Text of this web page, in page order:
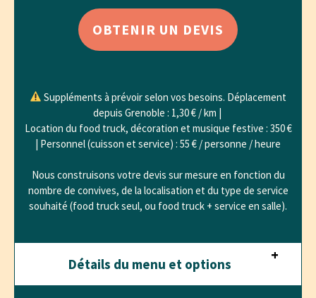
OBTENIR UN DEVIS
Suppléments à prévoir selon vos besoins. Déplacement
depuis Grenoble : 1,30 € / km |
Location du food truck, décoration et musique festive : 350 €
| Personnel (cuisson et service) : 55 € / personne / heure
Nous construisons votre devis sur mesure en fonction du
nombre de convives, de la localisation et du type de service
souhaité (food truck seul, ou food truck + service en salle).
Détails du menu et options